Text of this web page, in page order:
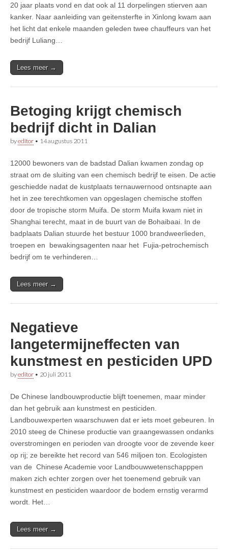
20 jaar plaats vond en dat ook al 11 dorpelingen stierven aan
kanker. Naar aanleiding van geitensterfte in Xinlong kwam aan
het licht dat enkele maanden geleden twee chauffeurs van het
bedrijf Luliang…
Lees meer →
Betoging krijgt chemisch
bedrijf dicht in Dalian
byeditor • 14 augustus 2011
12000 bewoners van de badstad Dalian kwamen zondag op
straat om de sluiting van een chemisch bedrijf te eisen. De actie
geschiedde nadat de kustplaats ternauwernood ontsnapte aan
het in zee terechtkomen van opgeslagen chemische stoffen
door de tropische storm Muifa. De storm Muifa kwam niet in
Shanghai terecht, maat in de buurt van de Bohaibaai. In de
badplaats Dalian stuurde het bestuur 1000 brandweerlieden,
troepen en bewakingsagenten naar het Fujia-petrochemisch
bedrijf om te verhinderen…
Lees meer →
Negatieve
langetermijneffecten van
kunstmest en pesticiden UPD
byeditor • 20 juli 2011
De Chinese landbouwproductie blijft toenemen, maar minder
dan het gebruik aan kunstmest en pesticiden.
Landbouwexperten waarschuwen dat er iets moet gebeuren. In
2010 steeg de Chinese productie van graangewassen ondanks
overstromingen en perioden van droogte voor de zevende keer
op rij; ze bereikte het record van 546 miljoen ton. Ecologisten
van de Chinese Academie voor Landbouwwetenschapppen
maken zich echter zorgen over het toenemend gebruik van
kunstmest en pesticiden waardoor de bodem ernstig verarmd
wordt. Het…
Lees meer →